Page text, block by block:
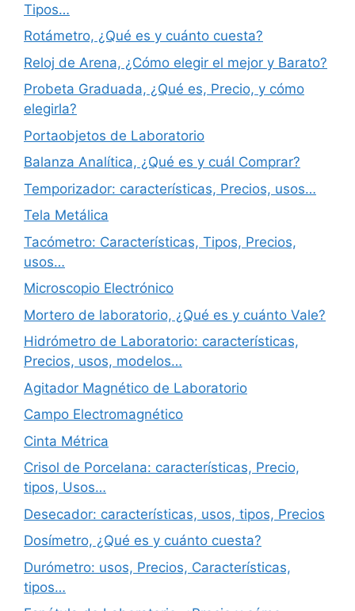
Tipos…
Rotámetro, ¿Qué es y cuánto cuesta?
Reloj de Arena, ¿Cómo elegir el mejor y Barato?
Probeta Graduada, ¿Qué es, Precio, y cómo
elegirla?
Portaobjetos de Laboratorio
Balanza Analítica, ¿Qué es y cuál Comprar?
Temporizador: características, Precios, usos…
Tela Metálica
Tacómetro: Características, Tipos, Precios,
usos…
Microscopio Electrónico
Mortero de laboratorio, ¿Qué es y cuánto Vale?
Hidrómetro de Laboratorio: características,
Precios, usos, modelos…
Agitador Magnético de Laboratorio
Campo Electromagnético
Cinta Métrica
Crisol de Porcelana: características, Precio,
tipos, Usos…
Desecador: características, usos, tipos, Precios
Dosímetro, ¿Qué es y cuánto cuesta?
Durómetro: usos, Precios, Características,
tipos…